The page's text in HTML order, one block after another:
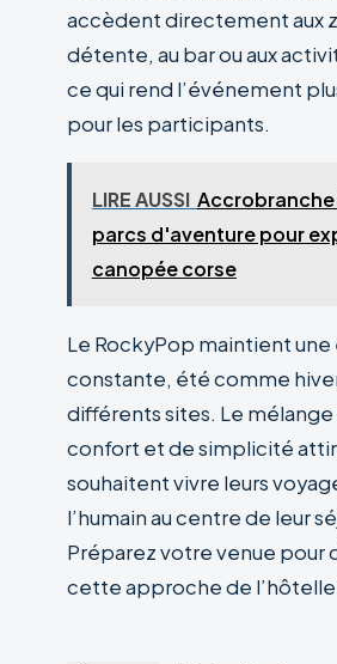
accèdent directement aux
détente, au bar ou aux
ce qui rend l’événement
pour les participants.
LIRE AUSSI Accrobranche
parcs d'aventure pour
canopée corse
Le RockyPop maintient
constante, été comme
différents sites. Le
confort et de simplicité
souhaitent vivre leurs
l’humain au centre de leur
Préparez votre venue pour
cette approche de